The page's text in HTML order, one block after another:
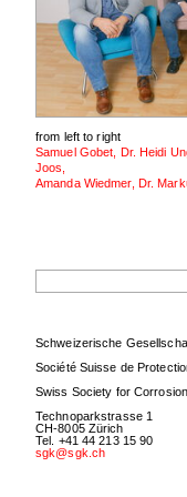
from left to right
Samuel Gobet, Dr. Heidi
Joos,
Amanda Wiedmer, Dr.
Keywords
Schweizerische
Société Suisse de
Swiss Society for
Technoparkstrasse 1
CH-8005 Zürich
Tel. +41 44 213 15 90
sgk@sgk.ch